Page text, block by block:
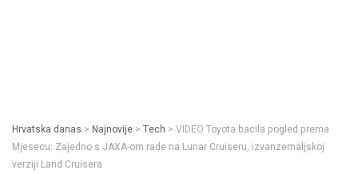
Hrvatska danas > Najnovije > Tech > VIDEO Toyota bacila pogled prema
Mjesecu: Zajedno s JAXA-om rade na Lunar Cruiseru, izvanzemaljskoj
verziji Land Cruisera